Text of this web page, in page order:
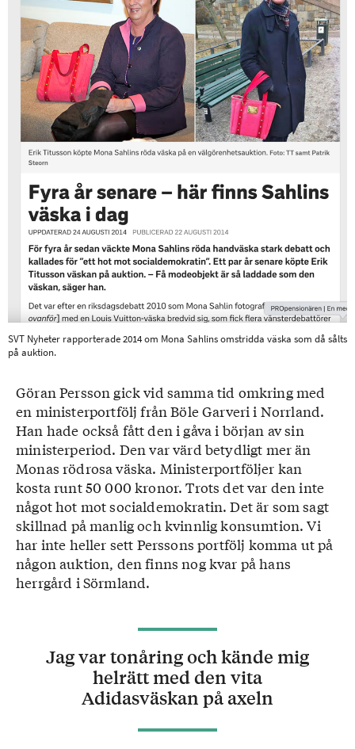
SVT Nyheter rapporterade 2014 om Mona Sahlins omstridda väska som då sålts
på auktion.
Göran Persson gick vid samma tid omkring med
en ministerportfölj från Böle Garveri i Norrland.
Han hade också fått den i gåva i början av sin
ministerperiod. Den var värd betydligt mer än
Monas rödrosa väska. Ministerportföljer kan
kosta runt 50 000 kronor. Trots det var den inte
något hot mot socialdemokratin. Det är som sagt
skillnad på manlig och kvinnlig konsumtion. Vi
har inte heller sett Perssons portfölj komma ut på
någon auktion, den finns nog kvar på hans
herrgård i Sörmland.
Jag var tonåring och kände mig
helrätt med den vita
Adidasväskan på axeln